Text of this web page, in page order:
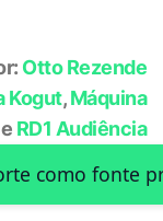
Otto Rezende
Kogut,Máquina
e RD1 Audiência
como fonte